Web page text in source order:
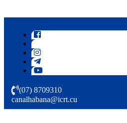
(07) 8709310
canalhabana@icrt.cu